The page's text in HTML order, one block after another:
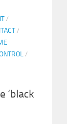
/
/
/
‘black